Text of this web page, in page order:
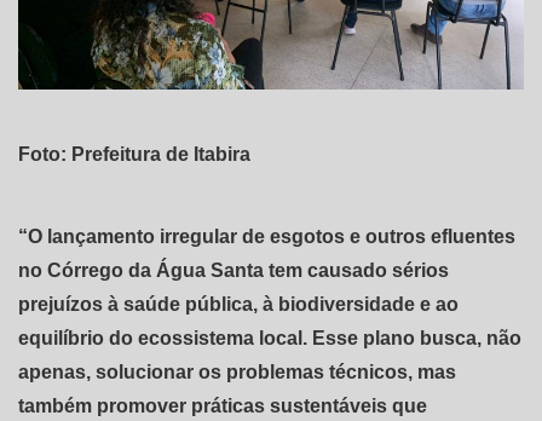
Foto: Prefeitura de Itabira
“O lançamento irregular de esgotos e outros efluentes
no Córrego da Água Santa tem causado sérios
prejuízos à saúde pública, à biodiversidade e ao
equilíbrio do ecossistema local. Esse plano busca, não
apenas, solucionar os problemas técnicos, mas
também promover práticas sustentáveis que